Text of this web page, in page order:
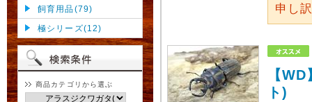
飼育用品(79)
極シリーズ(12)
商品カテゴリから選ぶ
申し
【
ト)